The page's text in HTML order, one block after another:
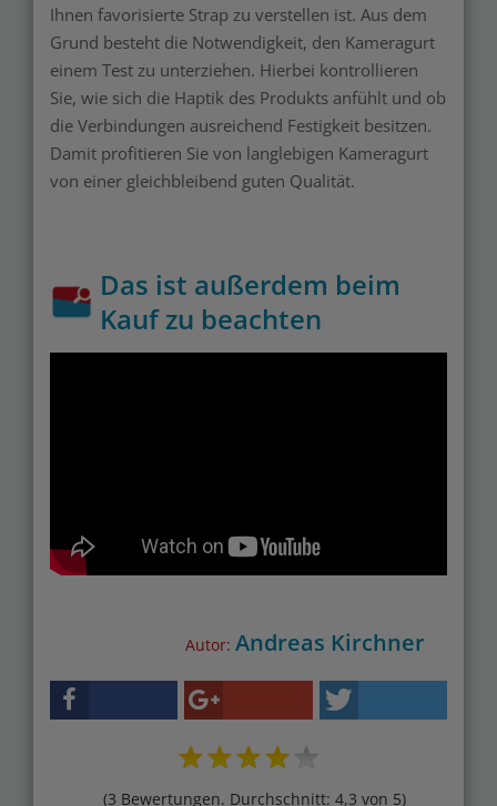
Ihnen favorisierte Strap zu verstellen ist. Aus dem
Grund besteht die Notwendigkeit, den Kameragurt
einem Test zu unterziehen. Hierbei kontrollieren
Sie, wie sich die Haptik des Produkts anfühlt und ob
die Verbindungen ausreichend Festigkeit besitzen.
Damit profitieren Sie von langlebigen Kameragurt
von einer gleichbleibend guten Qualität.
Das ist außerdem beim
Kauf zu beachten
Autor: Andreas Kirchner
(3 Bewertungen. Durchschnitt: 4,3 von 5)